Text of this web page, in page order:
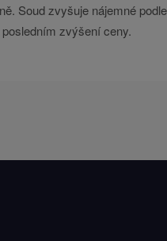
Soud zvyšuje nájemné
zvýšení ceny.